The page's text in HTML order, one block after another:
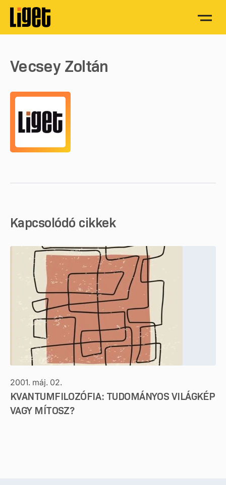
Vecsey Zoltán
Kapcsolódó cikkek
2001. máj. 02.
KVANTUMFILOZÓFIA: TUDOMÁNYOS VILÁGKÉP
VAGY MÍTOSZ?